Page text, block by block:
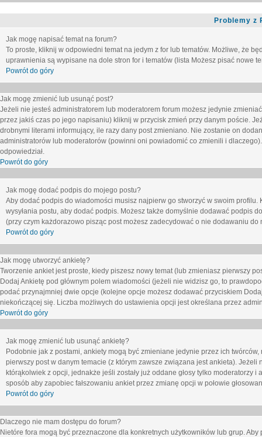
Problemy z
Jak mogę napisać temat na forum?
To proste, kliknij w odpowiedni temat na jedym z for lub tematów. Możliwe, że
uprawnienia są wypisane na dole stron for i tematów (lista Możesz pisać nowe
Powrót do góry
Jak mogę zmienić lub usunąć post?
Jeżeli nie jesteś administratorem lub moderatorem forum możesz jedynie
przez jakiś czas po jego napisaniu) kliknij w przycisk zmień przy danym poście.
drobnymi literami informujący, ile razy dany post zmieniano. Nie zostanie on
administratorów lub moderatorów (powinni oni powiadomić co zmienili i
odpowiedział.
Powrót do góry
Jak mogę dodać podpis do mojego postu?
Aby dodać podpis do wiadomości musisz najpierw go stworzyć w swoim
wysyłania postu, aby dodać podpis. Możesz także domyślnie dodawać podpis
(przy czym każdorazowo pisząc post możesz zadecydować o nie dodawaniu
Powrót do góry
Jak mogę utworzyć ankietę?
Tworzenie ankiet jest proste, kiedy piszesz nowy temat (lub zmieniasz pierwszy
Dodaj Ankietę pod głównym polem wiadomości (jeżeli nie widzisz go, to
podać przynajmniej dwie opcje (kolejne opcje możesz dodawać przyciskiem
niekończącej się. Liczba możliwych do ustawienia opcji jest określana przez
Powrót do góry
Jak mogę zmienić lub usunąć ankietę?
Podobnie jak z postami, ankiety mogą być zmieniane jedynie przez ich
pierwszy post w danym temacie (z którym zawsze związana jest ankieta).
którąkolwiek z opcji, jednakże jeśli zostały już oddane głosy tylko
sposób aby zapobiec fałszowaniu ankiet przez zmianę opcji w połowie
Powrót do góry
Dlaczego nie mam dostępu do forum?
Nietóre fora mogą być przeznaczone dla konkretnych użytkowników lub grup.